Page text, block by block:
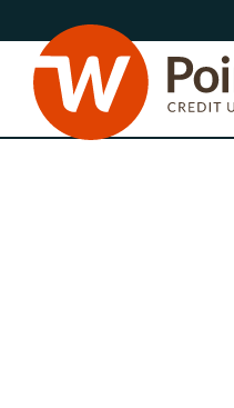
al
contenido
al
inicio
sesión